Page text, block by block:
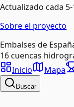
Actualizado cada
Sobre el proyecto
Embalses de
16 cuencas
Inicio
Mapa
Buscar